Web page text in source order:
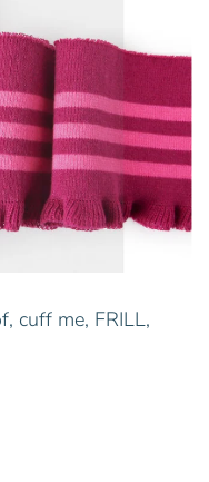
cuff me, FRILL,